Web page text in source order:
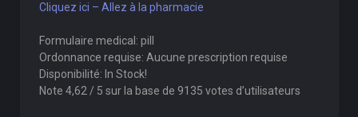
Cliquez ici – Allez à la pharmacie
Formulaire medical: pill
Ordonnance requise: Aucune prescription requise
Disponibilité: In Stock!
Note 4,62 / 5 sur la base de 9135 votes d’utilisateurs